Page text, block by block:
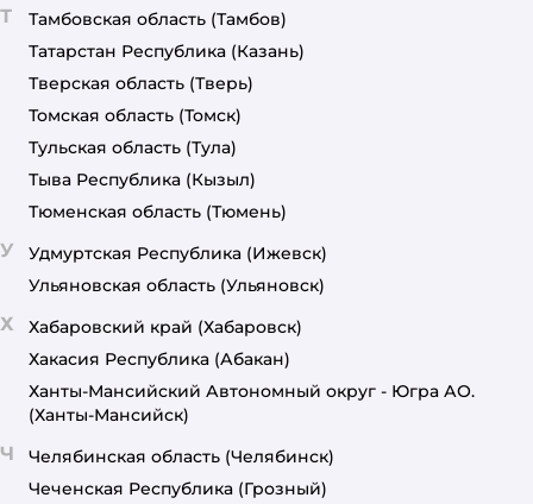
Т Тамбовская область (Тамбов)
Татарстан Республика (Казань)
Тверская область (Тверь)
Томская область (Томск)
Тульская область (Тула)
Тыва Республика (Кызыл)
Тюменская область (Тюмень)
У Удмуртская Республика (Ижевск)
Ульяновская область (Ульяновск)
Х Хабаровский край (Хабаровск)
Хакасия Республика (Абакан)
Ханты-Мансийский Автономный округ - Югра АО.
(Ханты-Мансийск)
Ч Челябинская область (Челябинск)
Чеченская Республика (Грозный)